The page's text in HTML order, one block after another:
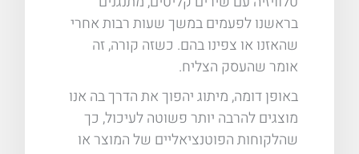
בראשנו לפעמים במשך שעות רבות אחרי
שהאזנו או צפינו בהם. כשזה קורה, זה
אומר שהעסק הצליח.
באופן דומה, מיתוג יהפוך את הדרך בה אנו
מוצגים להרבה יותר פשוטה לעיכול, כך
שהלקוחות הפוטנציאליים של המוצר או